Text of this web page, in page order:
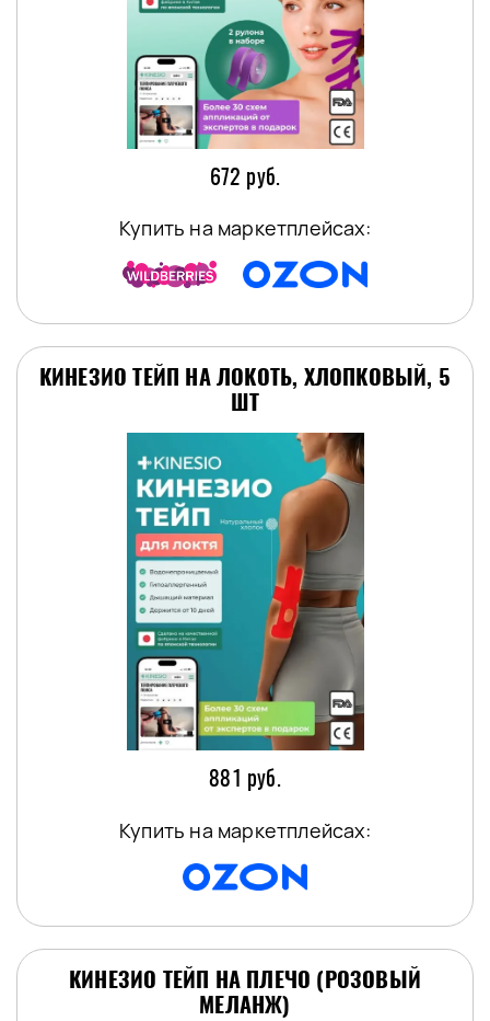
672 руб.
Купить на маркетплейсах:
КИНЕЗИО ТЕЙП НА ЛОКОТЬ, ХЛОПКОВЫЙ, 5
ШТ
881 руб.
Купить на маркетплейсах:
КИНЕЗИО ТЕЙП НА ПЛЕЧО (РОЗОВЫЙ
МЕЛАНЖ)